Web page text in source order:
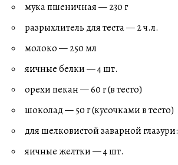
мука пшеничная — 230 г
разрыхлитель для теста — 2 ч.л.
молоко — 250 мл
яичные белки — 4 шт.
орехи пекан — 60 г (в тесто)
шоколад — 50 г (кусочками в тесто)
для шелковистой заварной глазури:
яичные желтки — 4 шт.